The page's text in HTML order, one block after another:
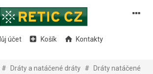
účet Košík Kontakty
# Dráty a natáčené dráty #
Dráty natáčené